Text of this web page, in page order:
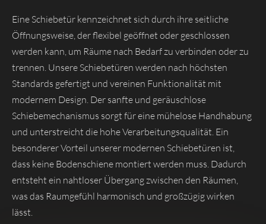
Eine Schiebetür kennzeichnet sich durch ihre seitliche
Öffnungsweise, der flexibel geöffnet oder geschlossen
werden kann, um Räume nach Bedarf zu verbinden oder zu
trennen. Unsere Schiebetüren werden nach höchsten
Standards gefertigt und vereinen Funktionalität mit
modernem Design. Der sanfte und geräuschlose
Schiebemechanismus sorgt für eine mühelose Handhabung
und unterstreicht die hohe Verarbeitungsqualität. Ein
besonderer Vorteil unserer modernen Schiebetüren ist,
dass keine Bodenschiene montiert werden muss. Dadurch
entsteht ein nahtloser Übergang zwischen den Räumen,
was das Raumgefühl harmonisch und großzügig wirken
lässt.